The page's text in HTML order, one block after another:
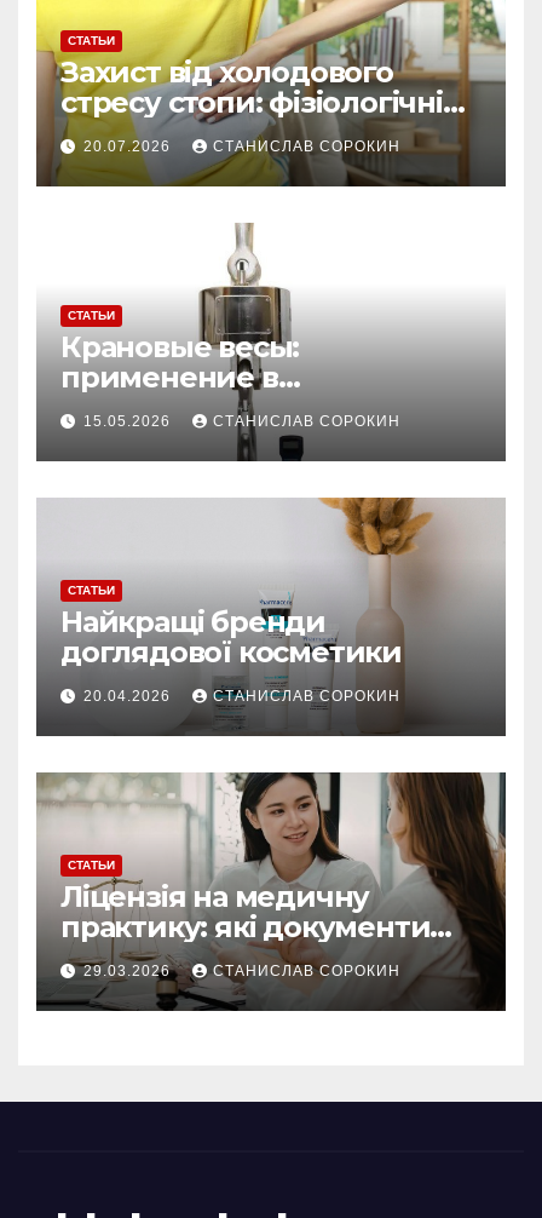
СТАТЬИ
Захист від холодового
стресу стопи: фізіологічні
причини, чому звичайні
шкарпетки не рятують без
хімічних устілок
20.07.2026 СТАНИСЛАВ СОРОКИН
СТАТЬИ
Крановые весы:
применение в
производстве и
строительстве
15.05.2026 СТАНИСЛАВ СОРОКИН
СТАТЬИ
Найкращі бренди
доглядової косметики
20.04.2026 СТАНИСЛАВ СОРОКИН
СТАТЬИ
Ліцензія на медичну
практику: які документи
потрібні у 2026 році
29.03.2026 СТАНИСЛАВ СОРОКИН